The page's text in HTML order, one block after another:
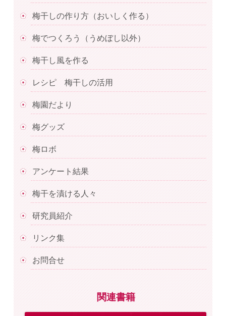
梅干しの作り方（おいしく作る）
梅でつくろう（うめぼし以外）
梅干し風を作る
レシピ 梅干しの活用
梅園だより
梅グッズ
梅ロボ
アンケート結果
梅干を漬ける人々
研究員紹介
リンク集
お問合せ
関連書籍